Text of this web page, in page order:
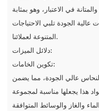
في الاعتبار، وهو بمثابة
عالية الجودة تلبي الاحتياجات
المتنوعة لعملائنا.
دلائل الميزات:
تكوين الخامات:
عالي الجودة، مما يضمن
هذا يجعلها مناسبة لمجموعة
والغاز والوسائط المتوافقة